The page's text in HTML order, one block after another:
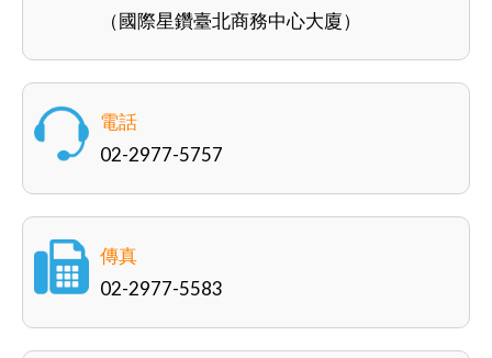
（國際星鑽臺北商務中心大廈）
電話
02-2977-5757
傳真
02-2977-5583